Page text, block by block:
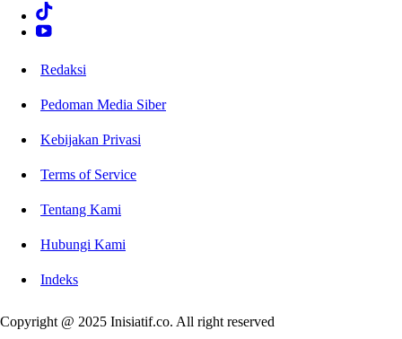
Redaksi
Pedoman Media Siber
Kebijakan Privasi
Terms of Service
Tentang Kami
Hubungi Kami
Indeks
Copyright @ 2025 Inisiatif.co. All right reserved